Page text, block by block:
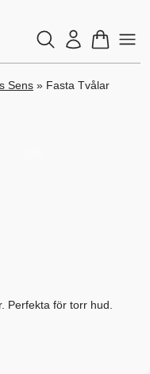
Sens » Fasta Tvålar
Perfekta för torr hud.